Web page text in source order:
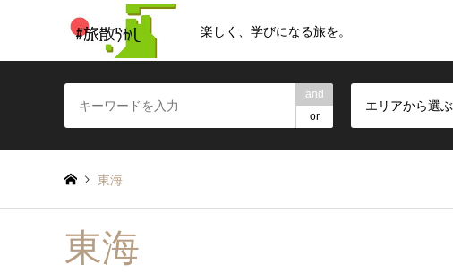
楽しく、学びになる旅を。
and
or
エリアから選ぶ
東海
東海